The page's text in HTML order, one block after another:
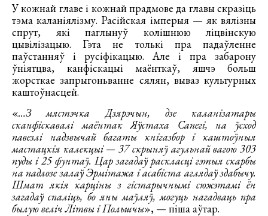
У кожнай главе і кожнай прадмове да главы скразіць
тэма каланіялізму. Расійская імперыя — як вялізны
спрут, які паглынуў колішнюю ліцвінскую
цывілізацыю. Гэта не толькі пра падаўленне
паўстанняў і русіфікацыю. Але і пра забарону
ўніятцва, канфіскацыі маёнткаў, яшчэ больш
жорсткае запрыгоньванне сялян, вываз культурных
каштоўнасцей.
«…З мястэчка Дзярэчын, дзе каланізатары
сканфіскавалі маёнтак Яўстаха Сапегі, на ўсход
павезлі надзвычай багаты кнігазбор і каштоўныя
мастацкія калекцыі — 37 скрыняў агульнай вагою 303
пуды і 25 фунтаў. Цар загадаў раскласці гэтыя скарбы
на падлозе залаў Эрмітажа і асабіста аглядаў здабычу.
Шмат якія карціны з гістарычнымі сюжэтамі ён
загадаў спаліць, бо яны маўляў, могуць нагадваць пра
былую веліч Літвы і Польшчы», — піша аўтар.